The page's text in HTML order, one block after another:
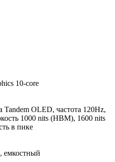
10-core
Tandem OLED, частота 120Hz,
1000 nits (HBM), 1600 nits
в пике
емкостный